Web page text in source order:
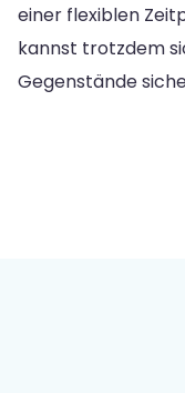
einer flexiblen
kannst trotzdem
Gegenstände